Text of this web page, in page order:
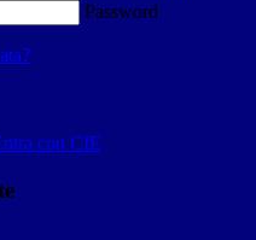
Password
con CIE